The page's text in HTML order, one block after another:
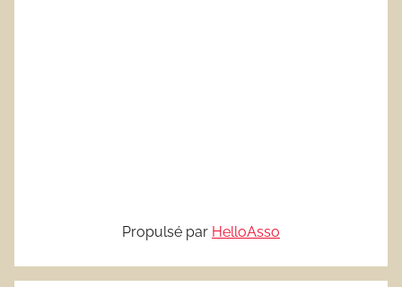
Propulsé par HelloAsso